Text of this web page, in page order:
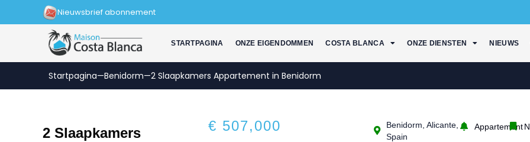
Inhalt
Nieuwsbrief abonnement
STARTPAGINA ONZE EIGENDOMMEN COSTA BLANCA ONZE DIENSTEN NIEUWS
Startpagina—Benidorm—2 Slaapkamers Appartement in Benidorm
2 Slaapkamers
€ 507,000
Benidorm, Alicante,
Spain
Appartement